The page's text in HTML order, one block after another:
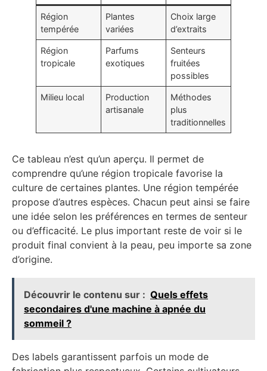
Région
tempérée
Plantes
variées
Choix large
d’extraits
Région
tropicale
Parfums
exotiques
Senteurs
fruitées
possibles
Milieu local
Production
artisanale
Méthodes
plus
traditionnelles
Ce tableau n’est qu’un aperçu. Il permet de
comprendre qu’une région tropicale favorise la
culture de certaines plantes. Une région tempérée
propose d’autres espèces. Chacun peut ainsi se faire
une idée selon les préférences en termes de senteur
ou d’efficacité. Le plus important reste de voir si le
produit final convient à la peau, peu importe sa zone
d’origine.
Découvrir le contenu sur : Quels effets
secondaires d'une machine à apnée du
sommeil ?
Des labels garantissent parfois un mode de